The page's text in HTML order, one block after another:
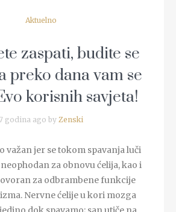
Aktuelno
zaspati, budite se
preko dana vam se
korisnih savjeta!
godina ago by Zenski
važan jer se tokom spavanja luči
za obnovu ćelija, kao i
za odbrambene funkcije
Nervne ćelije u kori mozga